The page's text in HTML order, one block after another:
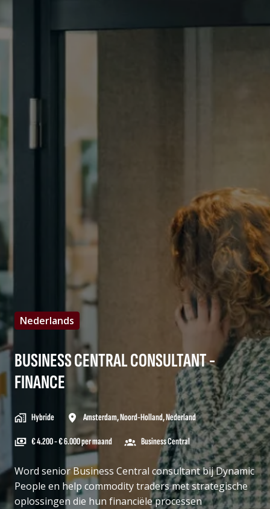
Nederlands
BUSINESS CENTRAL CONSULTANT -
FINANCE
Hybride Amsterdam,Noord-Holland,Nederland
€ 4.200 - € 6.000 per maand Business Central
Word senior Business Central consultant bij Dynamic
People en help commodity traders met strategische
oplossingen die hun financiële processen